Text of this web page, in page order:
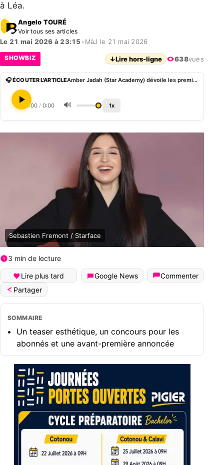
à Léa.
Angelo TOURÉ
Voir tous ses articles
Le 21 mai 2026 à 23:15 • MàJ le 21 mai 2026
SHOWBIZ ↓Lire hors-ligne 638vues
🎧 ÉCOUTER L'ARTICLE Amber Jadah (Star Academy) dévoile les premières images de son premier single
0:00 / 0:00 🔊 1x
Sebastien Fremont / Starface
3 min de lecture
Lire plus tard Google News
Commenter
Partager
SOMMAIRE
Un teaser esthétique, un concours pour les
abonnés et une avant-première annoncée